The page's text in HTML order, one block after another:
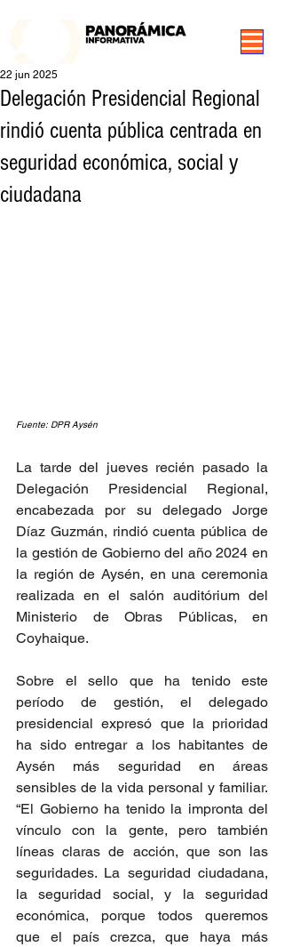
Delegación Presidencial Regional
rindió cuenta pública centrada en
seguridad económica, social y
ciudadana
22 jun 2025
Fuente: DPR Aysén
La tarde del jueves recién pasado la
Delegación Presidencial Regional,
encabezada por su delegado Jorge
Díaz Guzmán, rindió cuenta pública de
la gestión de Gobierno del año 2024 en
la región de Aysén, en una ceremonia
realizada en el salón auditórium del
Ministerio de Obras Públicas, en
Coyhaique.
Sobre el sello que ha tenido este
período de gestión, el delegado
presidencial expresó que la prioridad
ha sido entregar a los habitantes de
Aysén más seguridad en áreas
sensibles de la vida personal y familiar.
“El Gobierno ha tenido la impronta del
vínculo con la gente, pero también
líneas claras de acción, que son las
seguridades. La seguridad ciudadana,
la seguridad social, y la seguridad
económica, porque todos queremos
que el país crezca, que haya más